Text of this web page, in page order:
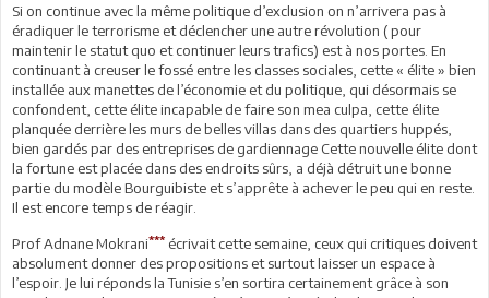
Si on continue avec la même politique d’exclusion on n’arrivera pas à
éradiquer le terrorisme et déclencher une autre révolution ( pour
maintenir le statut quo et continuer leurs trafics) est à nos portes. En
continuant à creuser le fossé entre les classes sociales, cette « élite » bien
installée aux manettes de l’économie et du politique, qui désormais se
confondent, cette élite incapable de faire son mea culpa, cette élite
planquée derrière les murs de belles villas dans des quartiers huppés,
bien gardés par des entreprises de gardiennage Cette nouvelle élite dont
la fortune est placée dans des endroits sûrs, a déjà détruit une bonne
partie du modèle Bourguibiste et s’apprête à achever le peu qui en reste.
Il est encore temps de réagir.
Prof Adnane Mokrani*** écrivait cette semaine, ceux qui critiques doivent
absolument donner des propositions et surtout laisser un espace à
l’espoir. Je lui réponds la Tunisie s’en sortira certainement grâce à son